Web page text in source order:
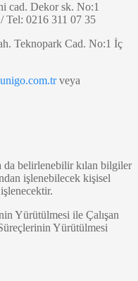
cad. Dekor sk. No:1
Tel: 0216 311 07 35
Teknopark Cad. No:1 İç
veya
belirlenebilir kılan bilgiler
işlenebilecek kişisel
Yürütülmesi ile Çalışan
Yürütülmesi